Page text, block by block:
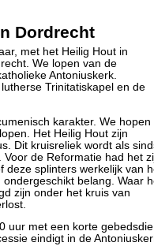
Dordrecht
met het Heilig Hout in
We lopen van de
Antoniuskerk.
Trinitatiskapel en de
karakter. We hopen
Het Heilig Hout zijn
Dit kruisreliek wordt als
de Reformatie had het
deze splinters werkelijk van
belang. Waar
zijn onder het kruis van
uur met een korte
eindigt in de